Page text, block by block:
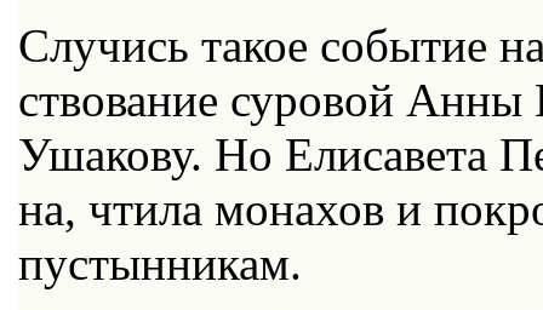
Слу­чись та­кое со­бы­тие
ство­ва­ние су­ро­вой
Уша­ко­ву. Но Ели­са­ве­та
на, чти­ла мо­на­хов и
пу­стын­ни­кам.